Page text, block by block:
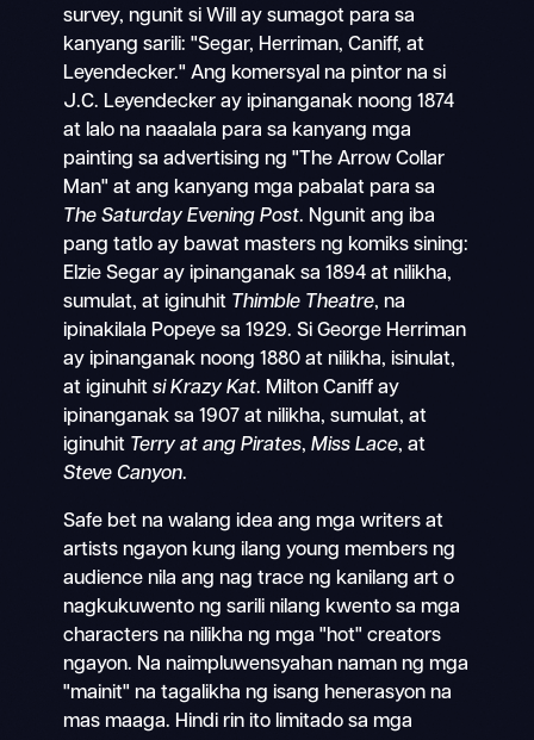
survey, ngunit si Will ay sumagot para sa
kanyang sarili: "Segar, Herriman, Caniff, at
Leyendecker." Ang komersyal na pintor na si
J.C. Leyendecker ay ipinanganak noong 1874
at lalo na naaalala para sa kanyang mga
painting sa advertising ng "The Arrow Collar
Man" at ang kanyang mga pabalat para sa
The Saturday Evening Post. Ngunit ang iba
pang tatlo ay bawat masters ng komiks sining:
Elzie Segar ay ipinanganak sa 1894 at nilikha,
sumulat, at iginuhit Thimble Theatre, na
ipinakilala Popeye sa 1929. Si George Herriman
ay ipinanganak noong 1880 at nilikha, isinulat,
at iginuhit si Krazy Kat. Milton Caniff ay
ipinanganak sa 1907 at nilikha, sumulat, at
iginuhit Terry at ang Pirates, Miss Lace, at
Steve Canyon.
Safe bet na walang idea ang mga writers at
artists ngayon kung ilang young members ng
audience nila ang nag trace ng kanilang art o
nagkukuwento ng sarili nilang kwento sa mga
characters na nilikha ng mga "hot" creators
ngayon. Na naimpluwensyahan naman ng mga
"mainit" na tagalikha ng isang henerasyon na
mas maaga. Hindi rin ito limitado sa mga